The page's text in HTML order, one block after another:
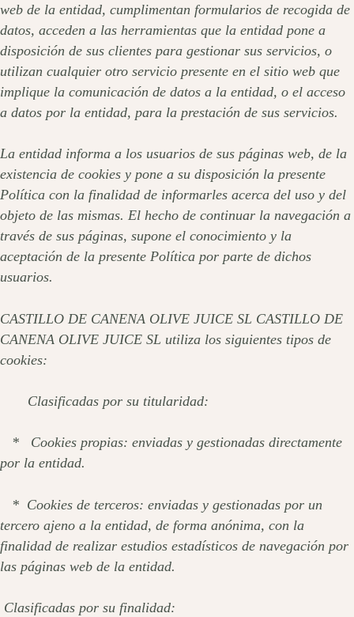
web de la entidad, cumplimentan formularios de recogida de
datos, acceden a las herramientas que la entidad pone a
disposición de sus clientes para gestionar sus servicios, o
utilizan cualquier otro servicio presente en el sitio web que
implique la comunicación de datos a la entidad, o el acceso
a datos por la entidad, para la prestación de sus servicios.
La entidad informa a los usuarios de sus páginas web, de la
existencia de cookies y pone a su disposición la presente
Política con la finalidad de informarles acerca del uso y del
objeto de las mismas. El hecho de continuar la navegación a
través de sus páginas, supone el conocimiento y la
aceptación de la presente Política por parte de dichos
usuarios.
CASTILLO DE CANENA OLIVE JUICE SL CASTILLO DE
CANENA OLIVE JUICE SL utiliza los siguientes tipos de
cookies:
Clasificadas por su titularidad:
* Cookies propias: enviadas y gestionadas directamente
por la entidad.
* Cookies de terceros: enviadas y gestionadas por un
tercero ajeno a la entidad, de forma anónima, con la
finalidad de realizar estudios estadísticos de navegación por
las páginas web de la entidad.
Clasificadas por su finalidad: